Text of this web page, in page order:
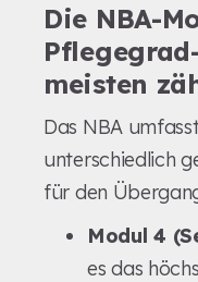
Die NBA-
meisten
Das NBA
unterschiedlich
für den
Modul 4
es das